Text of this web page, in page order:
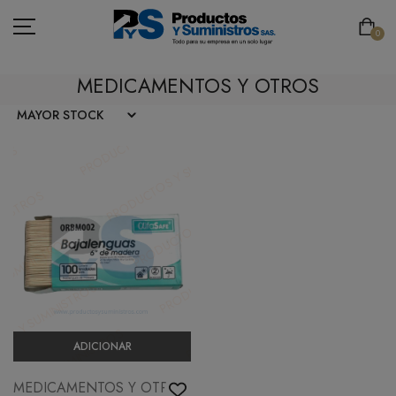
0
CAFETERÍA
SEGURIDAD INDUSTRIAL
MOBILIARIO
EMBALAJE
MEDICAMENTOS Y OTROS
ADICIONAR
MEDICAMENTOS Y OTROS